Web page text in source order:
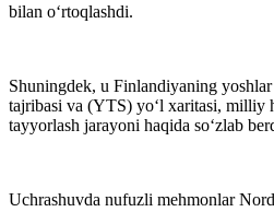
bilan o‘rtoqlashdi.
Shuningdek, u Finlandiyaning
tajribasi va (YTS) yo‘l xaritasi, milliy
tayyorlash jarayoni haqida so‘zlab
Uchrashuvda nufuzli mehmonlar